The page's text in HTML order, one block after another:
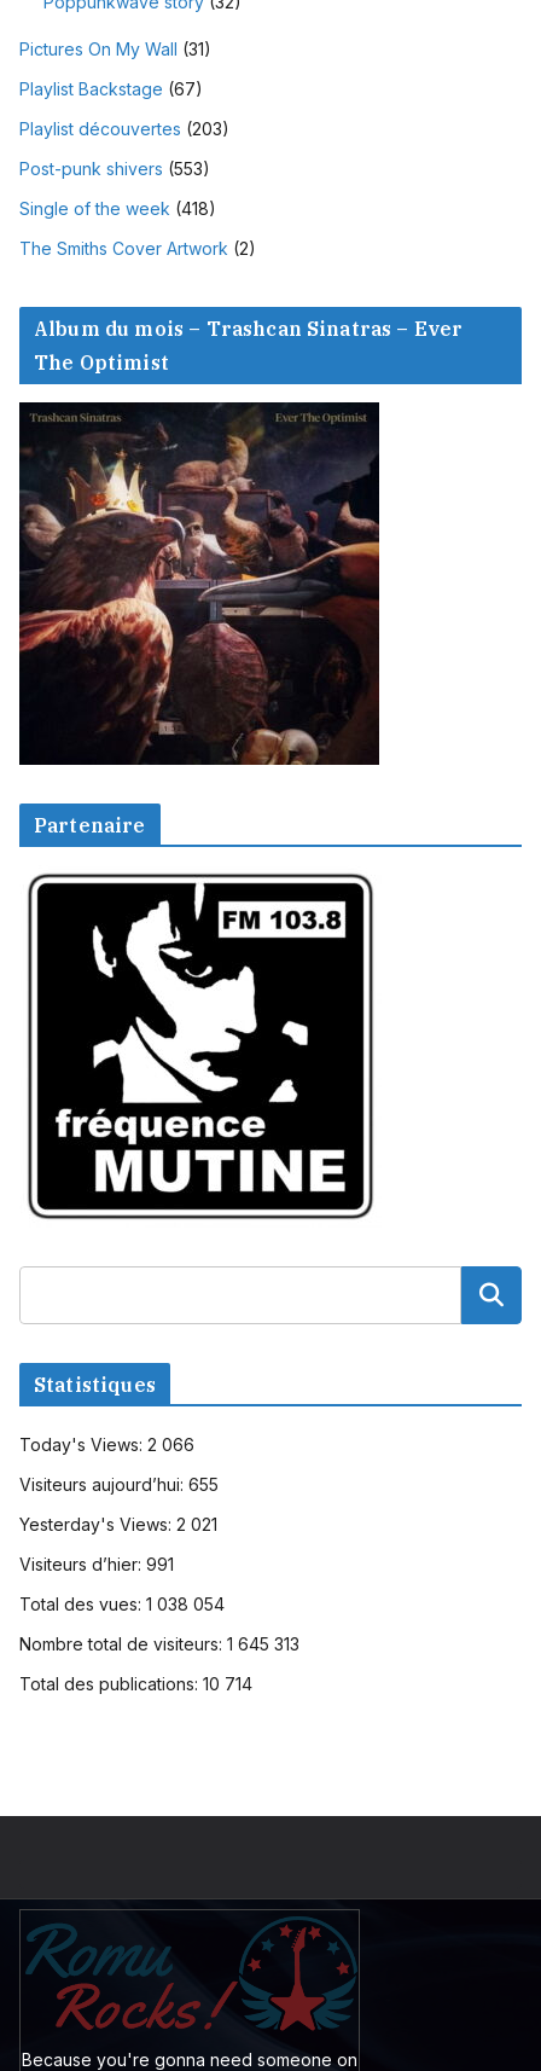
Pictures On My Wall (31)
Playlist Backstage (67)
Playlist découvertes (203)
Post-punk shivers (553)
Single of the week (418)
The Smiths Cover Artwork (2)
Album du mois – Trashcan Sinatras – Ever
The Optimist
Partenaire
Statistiques
Today's Views: 2 066
Visiteurs aujourd’hui: 655
Yesterday's Views: 2 021
Visiteurs d’hier: 991
Total des vues: 1 038 054
Nombre total de visiteurs: 1 645 313
Total des publications: 10 714
Because you're gonna need someone on